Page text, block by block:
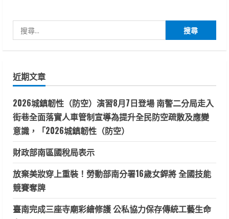
尋
字:
近期文章
2026城鎮韌性（防空）演習8月7日登場 南警二分局走入
街巷全面落實人車管制宣導為提升全民防空疏散及應變
意識，「2026城鎮韌性（防空）
財政部南區國稅局表示
放棄美妝穿上重裝！勞動部南分署16歲女銲將 全國技能
競賽奪牌
臺南完成三座寺廟彩繪修護 公私協力保存傳統工藝生命